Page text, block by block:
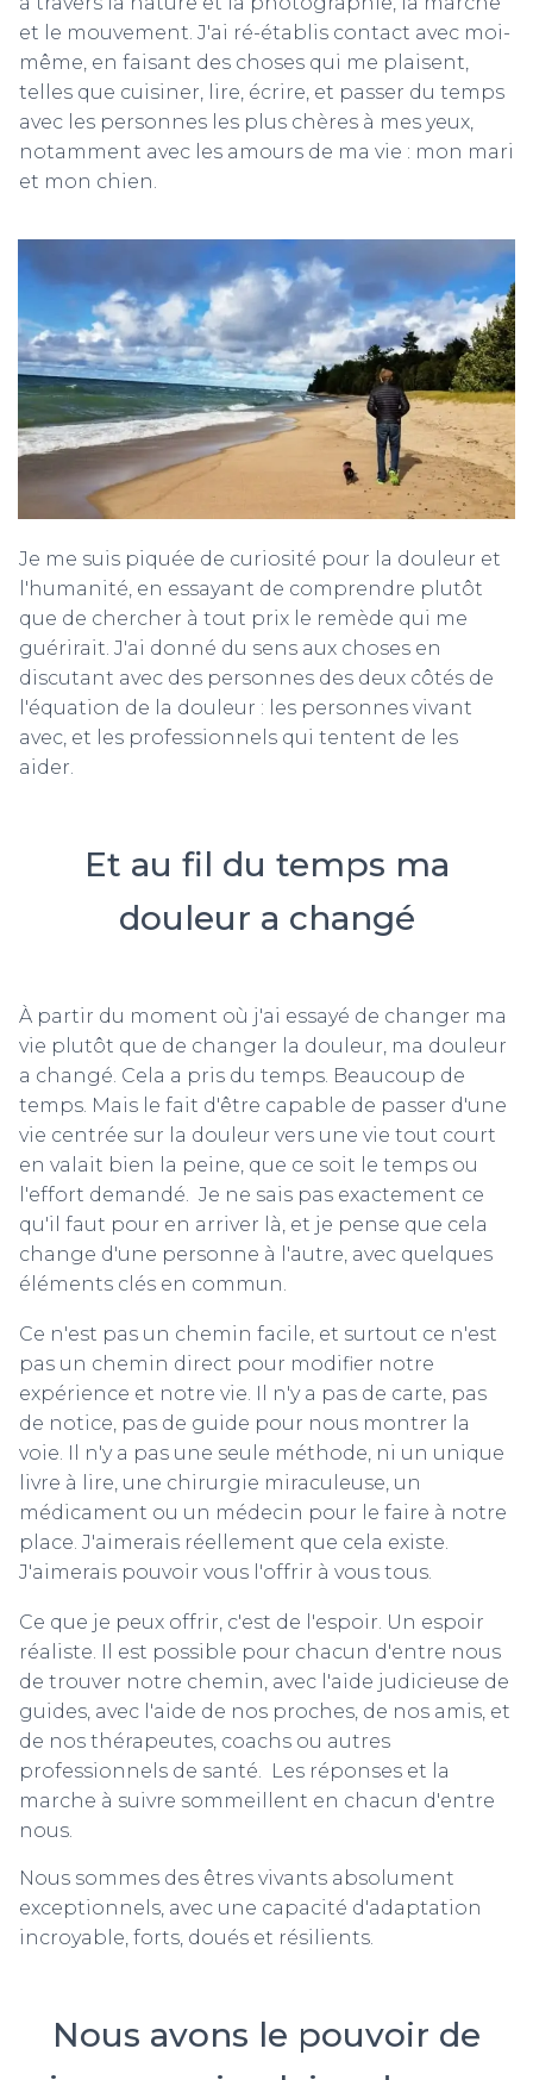
et le mouvement. J'ai ré-établis contact avec moi-
même, en faisant des choses qui me plaisent,
telles que cuisiner, lire, écrire, et passer du temps
avec les personnes les plus chères à mes yeux,
notamment avec les amours de ma vie : mon mari
et mon chien.
Je me suis piquée de curiosité pour la douleur et
l'humanité, en essayant de comprendre plutôt
que de chercher à tout prix le remède qui me
guérirait. J'ai donné du sens aux choses en
discutant avec des personnes des deux côtés de
l'équation de la douleur : les personnes vivant
avec, et les professionnels qui tentent de les
aider.
Et au fil du temps ma
douleur a changé
À partir du moment où j'ai essayé de changer ma
vie plutôt que de changer la douleur, ma douleur
a changé. Cela a pris du temps. Beaucoup de
temps. Mais le fait d'être capable de passer d'une
vie centrée sur la douleur vers une vie tout court
en valait bien la peine, que ce soit le temps ou
l'effort demandé. Je ne sais pas exactement ce
qu'il faut pour en arriver là, et je pense que cela
change d'une personne à l'autre, avec quelques
éléments clés en commun.
Ce n'est pas un chemin facile, et surtout ce n'est
pas un chemin direct pour modifier notre
expérience et notre vie. Il n'y a pas de carte, pas
de notice, pas de guide pour nous montrer la
voie. Il n'y a pas une seule méthode, ni un unique
livre à lire, une chirurgie miraculeuse, un
médicament ou un médecin pour le faire à notre
place. J'aimerais réellement que cela existe.
J'aimerais pouvoir vous l'offrir à vous tous.
Ce que je peux offrir, c'est de l'espoir. Un espoir
réaliste. Il est possible pour chacun d'entre nous
de trouver notre chemin, avec l'aide judicieuse de
guides, avec l'aide de nos proches, de nos amis, et
de nos thérapeutes, coachs ou autres
professionnels de santé. Les réponses et la
marche à suivre sommeillent en chacun d'entre
nous.
Nous sommes des êtres vivants absolument
exceptionnels, avec une capacité d'adaptation
incroyable, forts, doués et résilients.
Nous avons le pouvoir de